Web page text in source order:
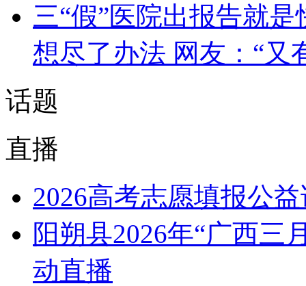
三“假”医院出报告就
想尽了办法 网友：“又
话题
直播
2026高考志愿填报公
阳朔县2026年“广西三
动直播